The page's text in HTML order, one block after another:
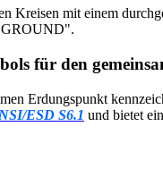
Kreisen mit einem
für den
Erdungspunkt
ESD S6.1 und bietet